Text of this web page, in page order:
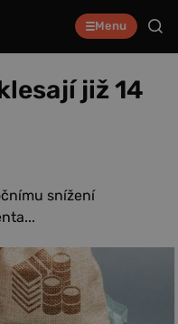
Menu
již 14
snížení